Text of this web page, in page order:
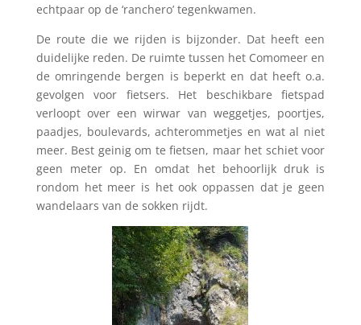
echtpaar op de ‘ranchero’ tegenkwamen.
De route die we rijden is bijzonder. Dat heeft een
duidelijke reden. De ruimte tussen het Comomeer en
de omringende bergen is beperkt en dat heeft o.a.
gevolgen voor fietsers. Het beschikbare fietspad
verloopt over een wirwar van weggetjes, poortjes,
paadjes, boulevards, achterommetjes en wat al niet
meer. Best geinig om te fietsen, maar het schiet voor
geen meter op. En omdat het behoorlijk druk is
rondom het meer is het ook oppassen dat je geen
wandelaars van de sokken rijdt.